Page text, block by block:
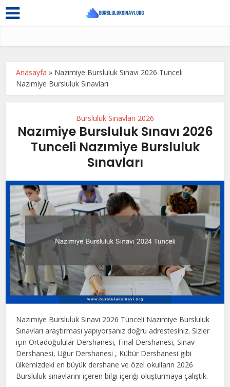
Anasayfa » Nazımiye Bursluluk Sınavı 2026 Tunceli
Nazımiye Bursluluk Sınavları
Bursluluk Sınavları 2026
Nazımiye Bursluluk Sınavı 2026
Tunceli Nazımiye Bursluluk
Sınavları
Nazımiye Bursluluk Sınavı 2026 Tunceli Nazımiye Bursluluk
Sınavları araştırması yapıyorsanız doğru adrestesiniz. Sizler
için Ortadoğulular Dershanesi, Final Dershanesi, Sınav
Dershanesi, Uğur Dershanesi , Kültür Dershanesi gibi
ülkemizdeki en büyük dershane ve özel okulların 2026
Bursluluk sınavlarını içeren bilgi içeriği oluşturmaya çalıştık.